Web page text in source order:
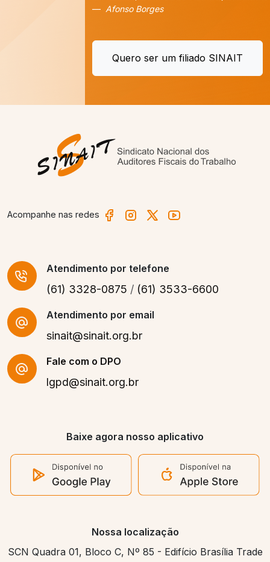
Quero ser um filiado SINAIT
Acompanhe nas redes
Atendimento por telefone
(61) 3328-0875 / (61) 3533-6600
Atendimento por email
sinait@sinait.org.br
Fale com o DPO
lgpd@sinait.org.br
Baixe agora nosso aplicativo
Nossa localização
SCN Quadra 01, Bloco C, Nº 85 - Edifício Brasília Trade